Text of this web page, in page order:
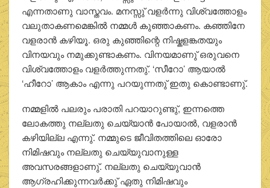
എന്നതാണു വാസ്തവം. മനസ്സു് വളര്‍ന്നു വിശ്വത്തോളം
വലുതാകണമെങ്കില്‍ നമ്മള്‍ കുഞ്ഞാകണം. കഞ്ഞിനേ
വളരാന്‍ കഴിയൂ. ഒരു കുഞ്ഞിന്റെ നിഷ്കളങ്കതയും
വിനയവും നമുക്കുണ്ടാകണം. വിനയമാണു് ഒരുവനെ
വിശ്വത്തോളം വളര്‍ത്തുന്നതു്. ‘സീറോ’ ആയാല്‍
‘ഹീറോ’ ആകാം എന്നു പറയുന്നതു് ഇതു കൊണ്ടാണു്.
നമ്മളില്‍ പലരും പരാതി പറയാറുണ്ടു്, ഇന്നത്തെ
ലോകത്തു നല്ലതു ചെയ്യാന്‍ പോയാല്‍, വളരാന്‍
കഴിയില്ല എന്നു്. നമ്മുടെ ജീവിതത്തിലെ ഓരോ
നിമിഷവും നല്ലതു ചെയ്യുവാനുള്ള
അവസരങ്ങളാണു്. നല്ലതു ചെയ്യുവാന്‍
ആഗ്രഹിക്കുന്നവര്‍ക്കു് ഏതു നിമിഷവും